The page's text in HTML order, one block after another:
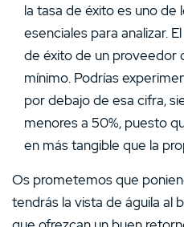
la tasa de éxito es uno de
esenciales para analizar.
de éxito de un proveedor
mínimo. Podrías
por debajo de esa cifra,
menores a 50%, puesto
en más tangible que la
Os prometemos que
tendrás la vista de águila al